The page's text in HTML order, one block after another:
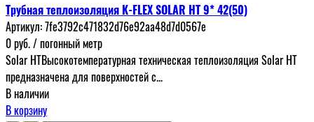
Трубная теплоизоляция K-FLEX SOLAR HT 9* 42(50)
Артикул:7fe3792c471832d76e92aa48d7d0567e
0руб./ погонный метр
Solar HTВысокотемпературная техническая теплоизоляция Solar HT
предназначена для поверхностей с...
В наличии
В корзину